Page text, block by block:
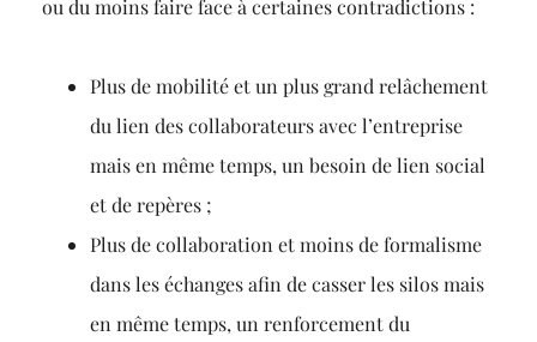
ou du moins faire face à certaines contradictions :
Plus de mobilité et un plus grand relâchement
du lien des collaborateurs avec l’entreprise
mais en même temps, un besoin de lien social
et de repères ;
Plus de collaboration et moins de formalisme
dans les échanges afin de casser les silos mais
en même temps, un renforcement du